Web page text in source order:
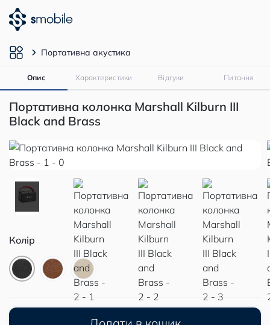
Портативна акустика
Опис Характеристики Відгуки Питання
Портативна колонка Marshall Kilburn III
Black and Brass
Колір